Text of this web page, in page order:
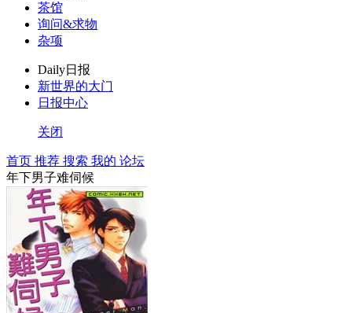
茶馆
询问&求物
杂项
Daily日报
新世界的大门
日报中心
关闭
首页 推荐 搜索 我的 论坛
年下男子难伺候